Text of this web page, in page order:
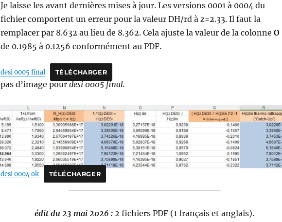
Je laisse les avant dernières mises à jour. Les versions 0001 à 0004 du
fichier comportent un erreur pour la valeur DH/rd à z=2.33. Il faut la
remplacer par 8.632 au lieu de 8.362. Cela ajuste la valeur de la colonne O
de 0.1985 à 0.1256 conformément au PDF.
desi 0005 final TÉLÉCHARGER
pas d’image pour desi 0005 final.
desi 0004 ok TÉLÉCHARGER
édit du 23 mai 2026 :2 fichiers PDF (1 français et anglais).